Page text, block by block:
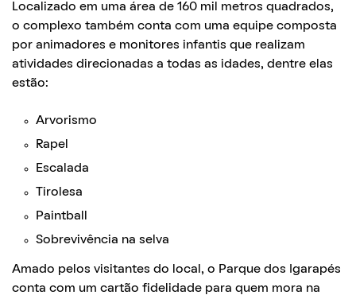
Localizado em uma área de 160 mil metros quadrados,
o complexo também conta com uma equipe composta
por animadores e monitores infantis que realizam
atividades direcionadas a todas as idades, dentre elas
estão:
Arvorismo
Rapel
Escalada
Tirolesa
Paintball
Sobrevivência na selva
Amado pelos visitantes do local, o Parque dos Igarapés
conta com um cartão fidelidade para quem mora na